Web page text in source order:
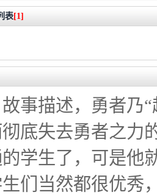
表[1]
故事描述，勇者
底失去勇者之力
学生了，可是他
们当然都很优秀